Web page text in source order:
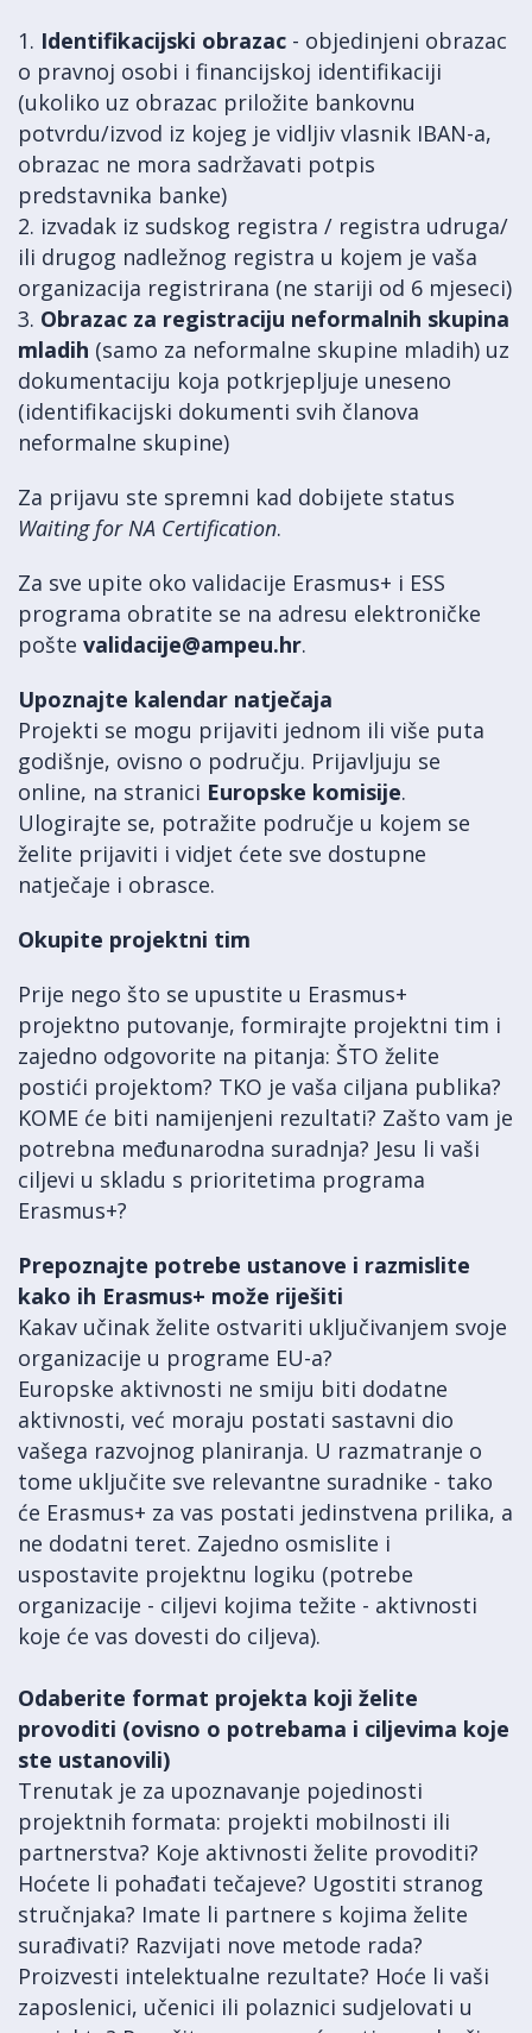
1. Identifikacijski obrazac - objedinjeni obrazac
o pravnoj osobi i financijskoj identifikaciji
(ukoliko uz obrazac priložite bankovnu
potvrdu/izvod iz kojeg je vidljiv vlasnik IBAN-a,
obrazac ne mora sadržavati potpis
predstavnika banke)
2. izvadak iz sudskog registra / registra udruga/
ili drugog nadležnog registra u kojem je vaša
organizacija registrirana (ne stariji od 6 mjeseci)
3. Obrazac za registraciju neformalnih skupina
mladih (samo za neformalne skupine mladih) uz
dokumentaciju koja potkrjepljuje uneseno
(identifikacijski dokumenti svih članova
neformalne skupine)
Za prijavu ste spremni kad dobijete status
Waiting for NA Certification.
Za sve upite oko validacije Erasmus+ i ESS
programa obratite se na adresu elektroničke
pošte validacije@ampeu.hr.
Upoznajte kalendar natječaja
Projekti se mogu prijaviti jednom ili više puta
godišnje, ovisno o području. Prijavljuju se
online, na stranici Europske komisije.
Ulogirajte se, potražite područje u kojem se
želite prijaviti i vidjet ćete sve dostupne
natječaje i obrasce.
Okupite projektni tim
Prije nego što se upustite u Erasmus+
projektno putovanje, formirajte projektni tim i
zajedno odgovorite na pitanja: ŠTO želite
postići projektom? TKO je vaša ciljana publika?
KOME će biti namijenjeni rezultati? Zašto vam je
potrebna međunarodna suradnja? Jesu li vaši
ciljevi u skladu s prioritetima programa
Erasmus+?
Prepoznajte potrebe ustanove i razmislite
kako ih Erasmus+ može riješiti
Kakav učinak želite ostvariti uključivanjem svoje
organizacije u programe EU-a?
Europske aktivnosti ne smiju biti dodatne
aktivnosti, već moraju postati sastavni dio
vašega razvojnog planiranja. U razmatranje o
tome uključite sve relevantne suradnike - tako
će Erasmus+ za vas postati jedinstvena prilika, a
ne dodatni teret. Zajedno osmislite i
uspostavite projektnu logiku (potrebe
organizacije - ciljevi kojima težite - aktivnosti
koje će vas dovesti do ciljeva).
Odaberite format projekta koji želite
provoditi (ovisno o potrebama i ciljevima koje
ste ustanovili)
Trenutak je za upoznavanje pojedinosti
projektnih formata: projekti mobilnosti ili
partnerstva? Koje aktivnosti želite provoditi?
Hoćete li pohađati tečajeve? Ugostiti stranog
stručnjaka? Imate li partnere s kojima želite
surađivati? Razvijati nove metode rada?
Proizvesti intelektualne rezultate? Hoće li vaši
zaposlenici, učenici ili polaznici sudjelovati u